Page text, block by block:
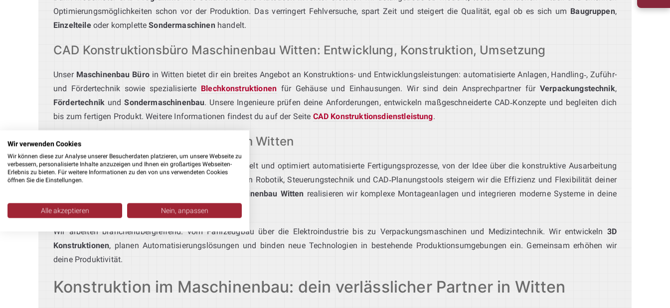
Optimierungsmöglichkeiten schon vor der Produktion. Das verringert Fehlversuche, spart Zeit und steigert die Qualität, egal ob es sich um Baugruppen,
Einzelteileoder kompletteSondermaschinen handelt.
CAD Konstruktionsbüro Maschinenbau Witten: Entwicklung, Konstruktion, Umsetzung
Unser Maschinenbau Büroin Witten bietet dir ein breites Angebot an Konstruktions- und Entwicklungsleistungen: automatisierte Anlagen, Handling‑, Zuführ-
und Fördertechnik sowie spezialisierte Blechkonstruktionen für Gehäuse und Einhausungen. Wir sind dein Ansprechpartner für Verpackungstechnik,
Fördertechnik undSondermaschinenbau. Unsere Ingenieure prüfen deine Anforderungen, entwickeln maßgeschneiderte CAD‑Konzepte und begleiten dich
bis zum fertigen Produkt. Weitere Informationen findest du auf der Seite CAD Konstruktionsdienstleistung.
Ingenieurbüro Montageautomation Witten
UnserIngenieurbüro für Montageautomationentwickelt und optimiert automatisierte Fertigungsprozesse, von der Idee über die konstruktive Ausarbeitung
bis zur Integration in bestehende Anlagen. Mithilfe von Robotik, Steuerungstechnik und CAD‑Planungstools steigern wir die Effizienz und Flexibilität deiner
Konstruktionsbüro Maschinenbau Witten realisieren wir komplexe Montageanlagen und integrieren moderne Systeme in deine
Produktionslinien.
Wir arbeiten branchenübergreifend: vom Fahrzeugbau über die Elektroindustrie bis zu Verpackungsmaschinen und Medizintechnik. Wir entwickeln 3D
Konstruktionen, planen Automatisierungslösungen und binden neue Technologien in bestehende Produktionsumgebungen ein. Gemeinsam erhöhen wir
deine Produktivität.
Konstruktion im Maschinenbau: dein verlässlicher Partner in Witten
Wir verwenden Cookies
Wir können diese zur Analyse unserer Besucherdaten platzieren, um unsere Webseite zu
verbessern, personalisierte Inhalte anzuzeigen und Ihnen ein großartiges Webseiten-
Erlebnis zu bieten. Für weitere Informationen zu den von uns verwendeten Cookies
öffnen Sie die Einstellungen.
Alle akzeptieren Nein, anpassen